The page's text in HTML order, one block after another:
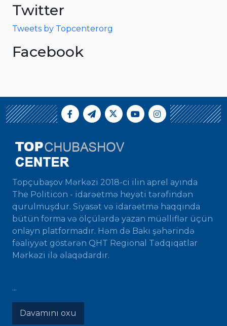
Twitter
Tweets by Topcenterorg
Facebook
Topçubaşov Mərkəzi 2018-ci ilin aprel ayında
The Politicon - idarəetmə heyəti tərəfindən
qurulmuşdur. Siyasət və idarəetmə haqqında
bütün forma və ölçülərdə yazan müəlliflər üçün
onlayn platformadır. Həm də Bakı şəhərində
fəaliyyət göstərən QHT Regional Tədqiqatlar
Mərkəzi ilə əlaqədardır.
...
Davamını oxu